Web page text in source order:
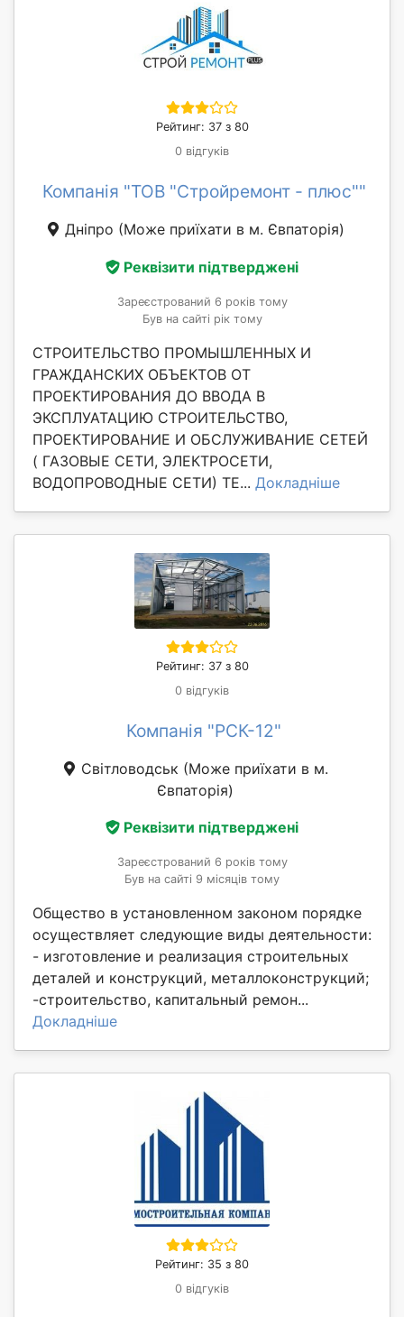
Рейтинг: 37 з 80
0 відгуків
Компанія "ТОВ "Стройремонт - плюс""
Дніпро (Може приїхати в м. Євпаторія)
Реквізити підтверджені
Зареєстрований 6 років тому
Був на сайті рік тому
СТРОИТЕЛЬСТВО ПРОМЫШЛЕННЫХ И
ГРАЖДАНСКИХ ОБЪЕКТОВ ОТ
ПРОЕКТИРОВАНИЯ ДО ВВОДА В
ЭКСПЛУАТАЦИЮ СТРОИТЕЛЬСТВО,
ПРОЕКТИРОВАНИЕ И ОБСЛУЖИВАНИЕ СЕТЕЙ
( ГАЗОВЫЕ СЕТИ, ЭЛЕКТРОСЕТИ,
ВОДОПРОВОДНЫЕ СЕТИ) ТЕ... Докладніше
Рейтинг: 37 з 80
0 відгуків
Компанія "РСК-12"
Світловодськ (Може приїхати в м.
Євпаторія)
Реквізити підтверджені
Зареєстрований 6 років тому
Був на сайті 9 місяців тому
Общество в установленном законом порядке
осуществляет следующие виды деятельности:
- изготовление и реализация строительных
деталей и конструкций, металлоконструкций;
-строительство, капитальный ремон...
Докладніше
Рейтинг: 35 з 80
0 відгуків